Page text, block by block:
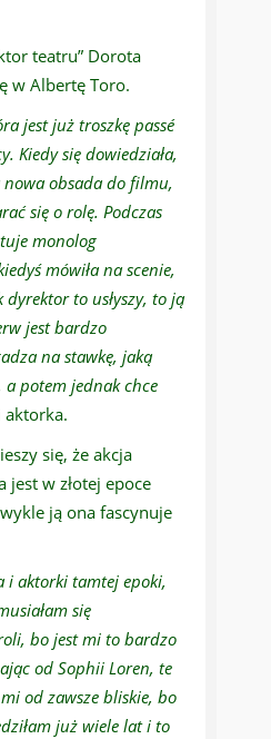
teatru” Dorota
w Albertę Toro.
jest już troszkę passé
Kiedysię dowiedziała,
obsada do filmu,
się o rolę. Podczas
monolog
mówiła na scenie,
to usłyszy, to ją
jest bardzo
na stawkę, jaką
potem jednak chce
aktorka.
się, że akcja
jest w złotej epoce
ją ona fascynuje
i aktorki tamtej epoki,
się
bo jest mi to bardzo
od Sophii Loren, te
od zawsze bliskie, bo
już wiele lat i to